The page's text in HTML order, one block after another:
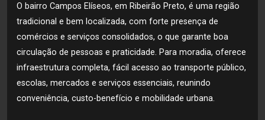
O bairro Campos Elíseos, em Ribeirão Preto, é uma região
tradicional e bem localizada, com forte presença de
comércios e serviços consolidados, o que garante boa
circulação de pessoas e praticidade. Para moradia, oferece
infraestrutura completa, fácil acesso ao transporte público,
escolas, mercados e serviços essenciais, reunindo
conveniência, custo-benefício e mobilidade urbana.